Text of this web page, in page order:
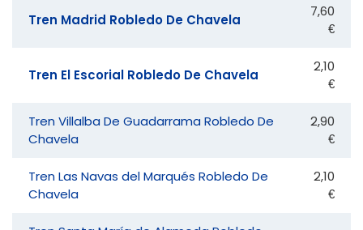
Tren Madrid Robledo De Chavela
7,60
€
Tren El Escorial Robledo De Chavela
2,10
€
Tren Villalba De Guadarrama Robledo De
Chavela
2,90
€
Tren Las Navas del Marqués Robledo De
Chavela
2,10
€